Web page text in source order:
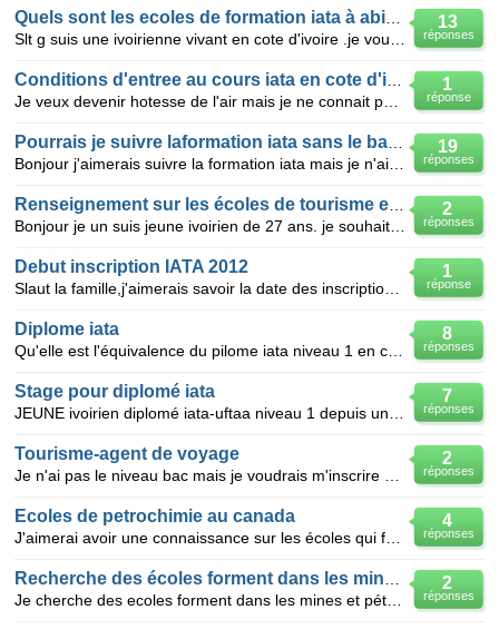
13
réponses
1
réponse
19
réponses
2
réponses
1
réponse
Debut inscription IATA 2012
8
réponses
Diplome iata
7
réponses
Stage pour diplomé iata
2
réponses
Tourisme-agent de voyage
4
réponses
Ecoles de petrochimie au canada
2
réponses